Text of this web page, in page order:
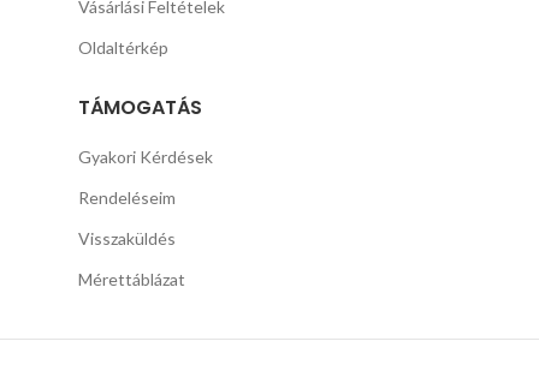
Vásárlási Feltételek
Oldaltérkép
TÁMOGATÁS
Gyakori Kérdések
Rendeléseim
Visszaküldés
Mérettáblázat